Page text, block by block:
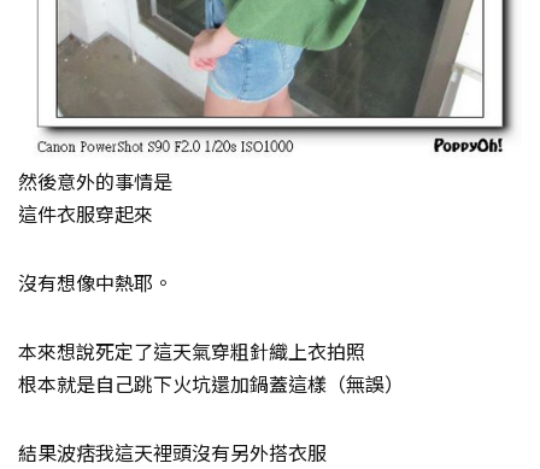
然後意外的事情是
這件衣服穿起來
沒有想像中熱耶。
本來想說死定了這天氣穿粗針織上衣拍照
根本就是自己跳下火坑還加鍋蓋這樣（無誤）
結果波痞我這天裡頭沒有另外搭衣服